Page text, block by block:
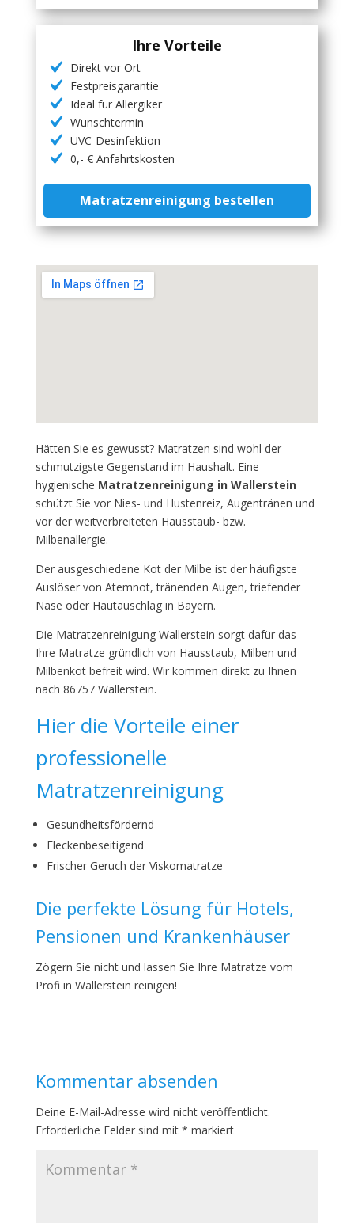
Ihre Vorteile
Direkt vor Ort
Festpreisgarantie
Ideal für Allergiker
Wunschtermin
UVC-Desinfektion
0,- € Anfahrtskosten
Matratzenreinigung bestellen
Hätten Sie es gewusst? Matratzen sind wohl der
schmutzigste Gegenstand im Haushalt. Eine
hygienische Matratzenreinigung in Wallerstein
schützt Sie vor Nies- und Hustenreiz, Augentränen und
vor der weitverbreiteten Hausstaub- bzw.
Milbenallergie.
Der ausgeschiedene Kot der Milbe ist der häufigste
Auslöser von Atemnot, tränenden Augen, triefender
Nase oder Hautauschlag in Bayern.
Die Matratzenreinigung Wallerstein sorgt dafür das
Ihre Matratze gründlich von Hausstaub, Milben und
Milbenkot befreit wird. Wir kommen direkt zu Ihnen
nach 86757 Wallerstein.
Hier die Vorteile einer
professionelle
Matratzenreinigung
Gesundheitsfördernd
Fleckenbeseitigend
Frischer Geruch der Viskomatratze
Die perfekte Lösung für Hotels,
Pensionen und Krankenhäuser
Zögern Sie nicht und lassen Sie Ihre Matratze vom
Profi in Wallerstein reinigen!
Kommentar absenden
Deine E-Mail-Adresse wird nicht veröffentlicht.
Erforderliche Felder sind mit * markiert